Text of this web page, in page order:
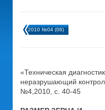
2010 №04 (06)
«Техническая
неразрушающий
№4,2010, c. 40-45